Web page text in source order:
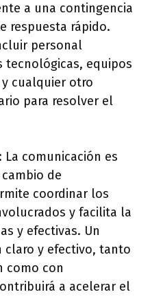
a una contingencia
respuesta rápido.
personal
tecnológicas, equipos
cualquier otro
para resolver el
La comunicación es
de
coordinar los
y facilita la
y efectivas. Un
claro y efectivo, tanto
como con
a acelerar el